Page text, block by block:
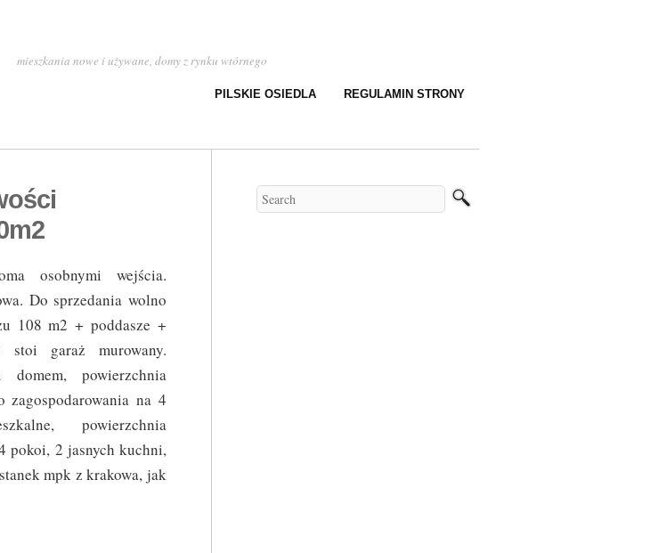
mieszkania nowe i używane, domy z rynku wtórnego
PILSKIE OSIEDLA REGULAMIN STRONY
osobnymi wejścia.
sprzedania wolno
108 m2 + poddasze +
stoi garaż murowany.
powierzchnia
na 4
powierzchnia
pokoi, 2 jasnych kuchni,
mpk z krakowa, jak